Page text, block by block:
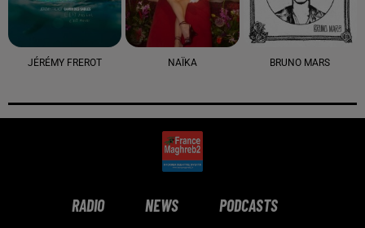
JÉRÉMY FREROT NAÏKA BRUNO MARS
RADIO NEWS PODCASTS